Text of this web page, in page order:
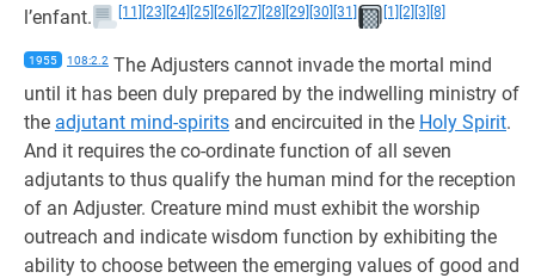
l’enfant. [11] [23] [24] [25] [26] [27] [28] [29] [30] [31] [1] [2] [3] [8]
1955 108:2.2 The Adjusters cannot invade the mortal mind
until it has been duly prepared by the indwelling ministry of
the adjutant mind-spirits and encircuited in the Holy Spirit.
And it requires the co-ordinate function of all seven
adjutants to thus qualify the human mind for the reception
of an Adjuster. Creature mind must exhibit the worship
outreach and indicate wisdom function by exhibiting the
ability to choose between the emerging values of good and